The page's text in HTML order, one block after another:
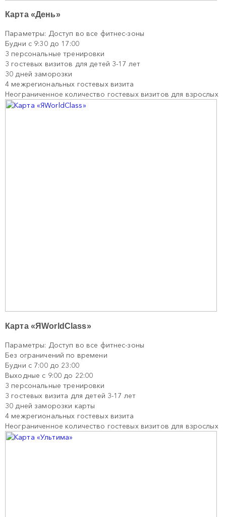
Карта «День»
Параметры: Доступ во все фитнес-зоны
Будни с 9:30 до 17:00
3 персональные тренировки
3 гостевых визитов для детей 3-17 лет
30 дней заморозки
4 межрегиональных гостевых визита
Неограниченное количество гостевых визитов для взрослых
Карта «ЯWorldClass»
Параметры: Доступ во все фитнес-зоны
Без ограничений по времени
Будни с 7:00 до 23:00
Выходные с 9:00 до 22:00
3 персональные тренировки
3 гостевых визита для детей 3-17 лет
30 дней заморозки карты
4 межрегиональных гостевых визита
Неограниченное количество гостевых визитов для взрослых